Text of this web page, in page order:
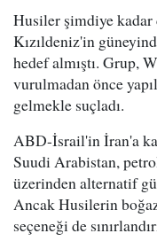
Husiler şimdiye kadar
Kızıldeniz'in
hedef almıştı. Grup,
vurulmadan önce
gelmekle suçladı.
ABD-İsrail'in İran'a
Suudi Arabistan,
üzerinden alternatif
Ancak Husilerin
seçeneği de